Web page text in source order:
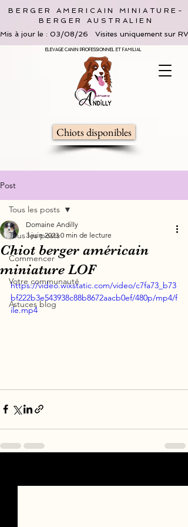
BERGER AMERICAIN MINIATURE-
BERGER AUSTRALIEN
Mis à jour le : 03/08/26   Visites uniquement sur
ELEVAGE CANIN PROFESSIONNEL ET FAMILIAL
Chiots disponibles
Post
Tous les posts
Commencer
Votre communauté
Astuces blog
Tous les posts
Chiot berger américain
miniature LOF
Domaine Andilly
3 juin 2023 0 min de lecture
https://video.wixstatic.com/video/c7fa73_b73
bf222b3e543938c88b8672aacb0ef/480p/mp4/f
ile.mp4